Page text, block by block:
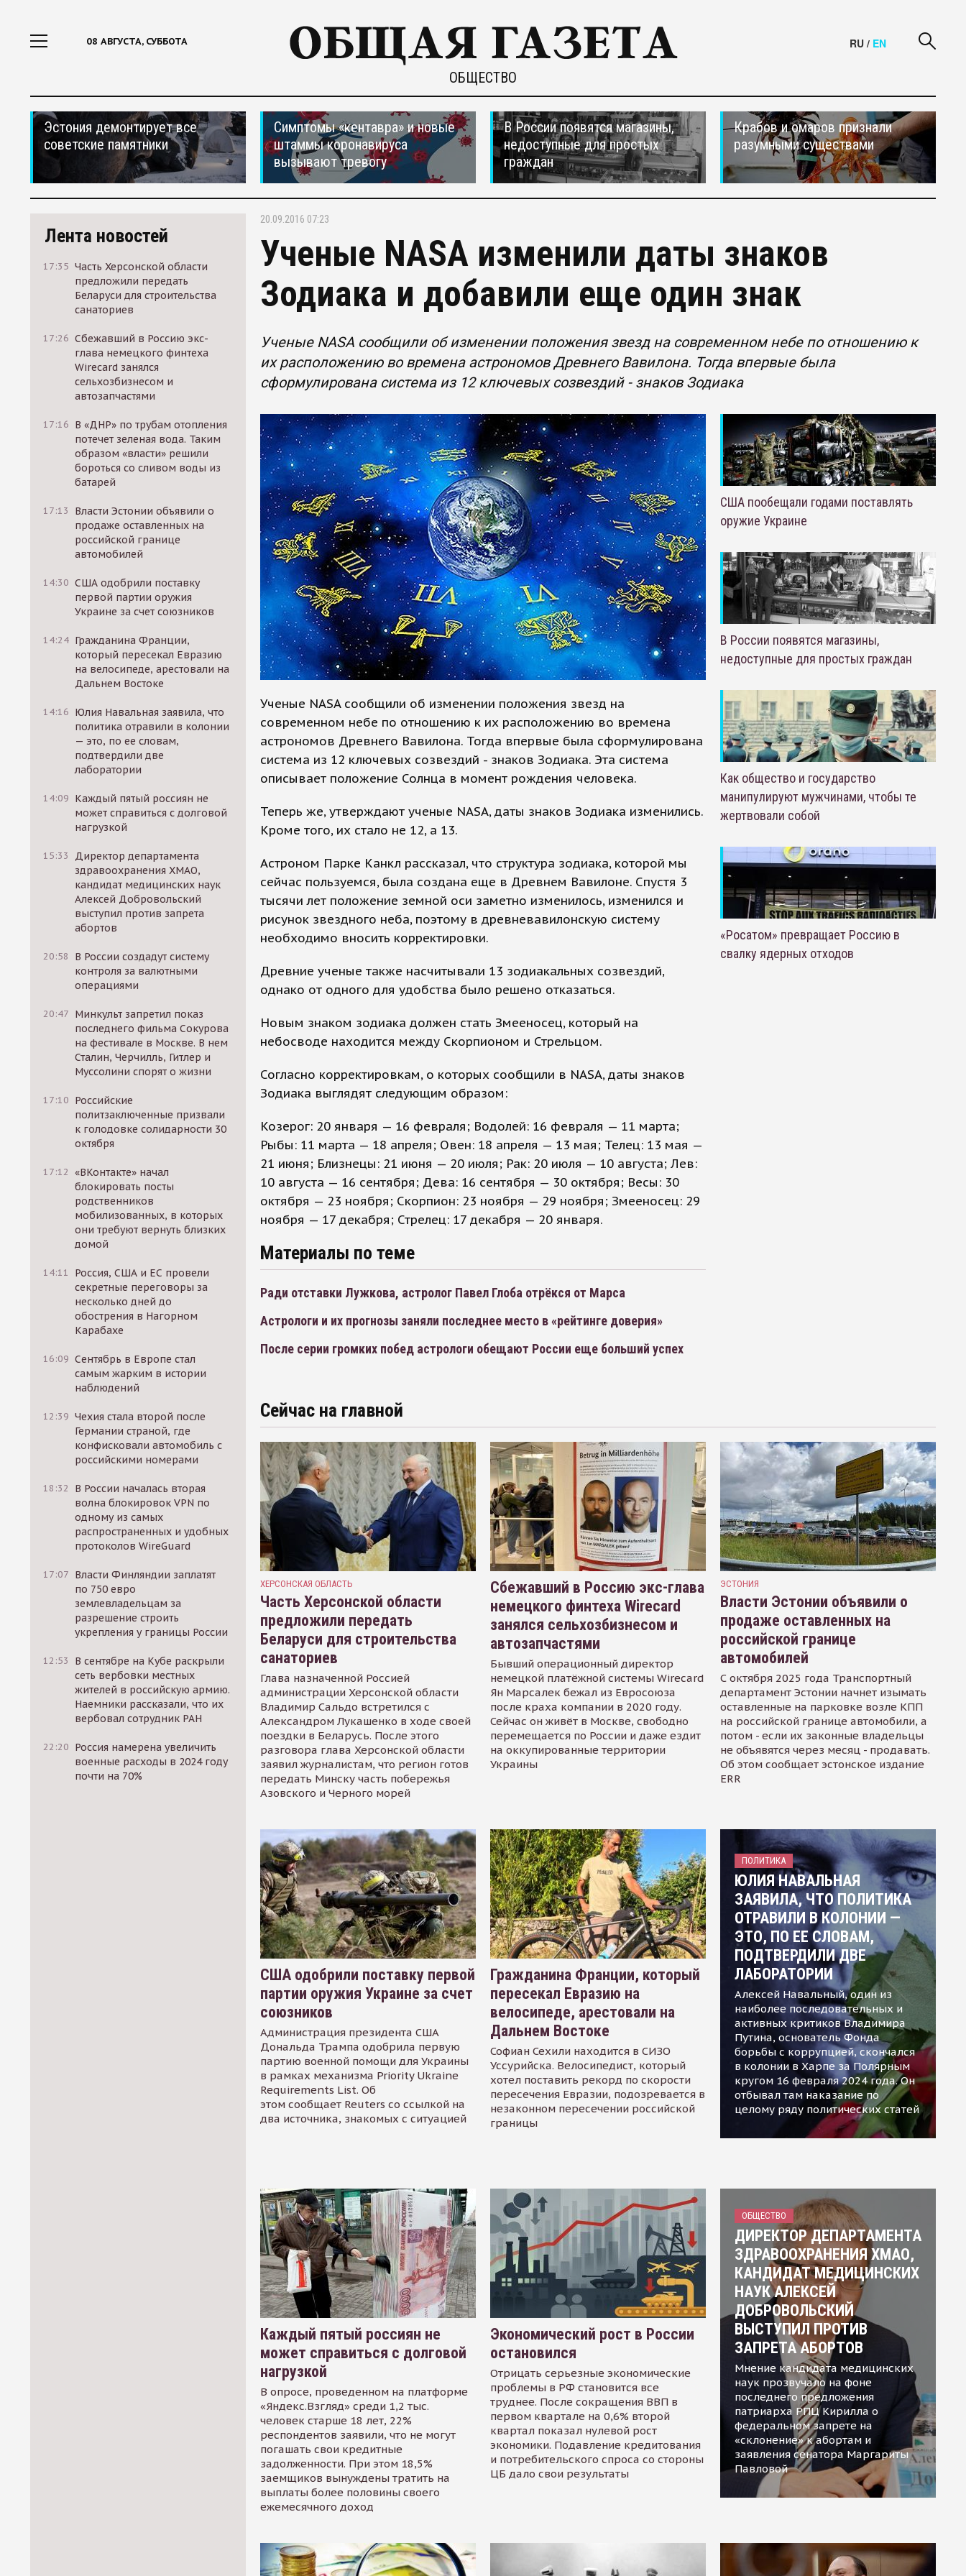
08 АВГУСТА, СУББОТА
ОБЩЕСТВО
RU / EN
Эстония демонтирует все
советские памятники
Симптомы «кентавра» и новые
штаммы коронавируса
вызывают тревогу
В России появятся магазины,
недоступные для простых
граждан
Крабов и омаров признали
разумными существами
Лента новостей
17:35 Часть Херсонской области
предложили передать
Беларуси для строительства
санаториев
17:26 Сбежавший в Россию экс-
глава немецкого финтеха
Wirecard занялся
сельхозбизнесом и
автозапчастями
17:16 В «ДНР» по трубам отопления
потечет зеленая вода. Таким
образом «власти» решили
бороться со сливом воды из
батарей
17:13
Власти Эстонии объявили о
продаже оставленных на
российской границе
автомобилей
14:30 США одобрили поставку
первой партии оружия
Украине за счет союзников
14:24 Гражданина Франции,
который пересекал Евразию
на велосипеде, арестовали на
Дальнем Востоке
14:16 Юлия Навальная заявила, что
политика отравили в колонии
— это, по ее словам,
подтвердили две
лаборатории
14:09 Каждый пятый россиян не
может справиться с долговой
нагрузкой
15:33
Директор департамента
здравоохранения ХМАО,
кандидат медицинских наук
Алексей Добровольский
выступил против запрета
абортов
20:58
В России создадут систему
контроля за валютными
операциями
20:47 Минкульт запретил показ
последнего фильма Сокурова
на фестивале в Москве. В нем
Сталин, Черчилль, Гитлер и
Муссолини спорят о жизни
17:10 Российские
политзаключенные призвали
к голодовке солидарности 30
октября
17:12 «ВКонтакте» начал
блокировать посты
родственников
мобилизованных, в которых
они требуют вернуть близких
домой
14:11
Россия, США и ЕС провели
секретные переговоры за
несколько дней до
обострения в Нагорном
Карабахе
16:09 Сентябрь в Европе стал
самым жарким в истории
наблюдений
12:39 Чехия стала второй после
Германии страной, где
конфисковали автомобиль с
российскими номерами
18:32
В России началась вторая
волна блокировок VPN по
одному из самых
распространенных и удобных
протоколов WireGuard
17:07 Власти Финляндии заплатят
по 750 евро
землевладельцам за
разрешение строить
укрепления у границы России
12:53
В сентябре на Кубе раскрыли
сеть вербовки местных
жителей в российскую армию.
Наемники рассказали, что их
вербовал сотрудник РАН
22:20 Россия намерена увеличить
военные расходы в 2024 году
почти на 70%
20.09.2016 07:23
Ученые NASA изменили даты знаков
Зодиака и добавили еще один знак
Ученые NASA сообщили об изменении положения звезд на современном небе по отношению к
их расположению во времена астрономов Древнего Вавилона. Тогда впервые была
сформулирована система из 12 ключевых созвездий - знаков Зодиака
Ученые NASA сообщили об изменении положения звезд на
современном небе по отношению к их расположению во времена
астрономов Древнего Вавилона. Тогда впервые была сформулирована
система из 12 ключевых созвездий - знаков Зодиака. Эта система
описывает положение Солнца в момент рождения человека.
Теперь же, утверждают ученые NASA, даты знаков Зодиака изменились.
Кроме того, их стало не 12, а 13.
Астроном Парке Канкл рассказал, что структура зодиака, которой мы
сейчас пользуемся, была создана еще в Древнем Вавилоне. Спустя 3
тысячи лет положение земной оси заметно изменилось, изменился и
рисунок звездного неба, поэтому в древневавилонскую систему
необходимо вносить корректировки.
Древние ученые также насчитывали 13 зодиакальных созвездий,
однако от одного для удобства было решено отказаться.
Новым знаком зодиака должен стать Змееносец, который на
небосводе находится между Скорпионом и Стрельцом.
Согласно корректировкам, о которых сообщили в NASA, даты знаков
Зодиака выглядят следующим образом:
Козерог: 20 января — 16 февраля; Водолей: 16 февраля — 11 марта;
Рыбы: 11 марта — 18 апреля; Овен: 18 апреля — 13 мая; Телец: 13 мая —
21 июня; Близнецы: 21 июня — 20 июля; Рак: 20 июля — 10 августа; Лев:
10 августа — 16 сентября; Дева: 16 сентября — 30 октября; Весы: 30
октября — 23 ноября; Скорпион: 23 ноября — 29 ноября; Змееносец: 29
ноября — 17 декабря; Стрелец: 17 декабря — 20 января.
Материалы по теме
Ради отставки Лужкова, астролог Павел Глоба отрёкся от Марса
Астрологи и их прогнозы заняли последнее место в «рейтинге доверия»
После серии громких побед астрологи обещают России еще больший успех
США пообещали годами поставлять
оружие Украине
В России появятся магазины,
недоступные для простых граждан
Как общество и государство
манипулируют мужчинами, чтобы те
жертвовали собой
«Росатом» превращает Россию в
свалку ядерных отходов
Сейчас на главной
ХЕРСОНСКАЯ ОБЛАСТЬ
Часть Херсонской области
предложили передать
Беларуси для строительства
санаториев
Глава назначенной Россией
администрации Херсонской области
Владимир Сальдо встретился с
Александром Лукашенко в ходе своей
поездки в Беларусь. После этого
разговора глава Херсонской области
заявил журналистам, что регион готов
передать Минску часть побережья
Азовского и Черного морей
Сбежавший в Россию экс-глава
немецкого финтеха Wirecard
занялся сельхозбизнесом и
автозапчастями
Бывший операционный директор
немецкой платёжной системы Wirecard
Ян Марсалек бежал из Евросоюза
после краха компании в 2020 году.
Сейчас он живёт в Москве, свободно
перемещается по России и даже ездит
на оккупированные территории
Украины
ЭСТОНИЯ
Власти Эстонии объявили о
продаже оставленных на
российской границе
автомобилей
С октября 2025 года Транспортный
департамент Эстонии начнет изымать
оставленные на парковке возле КПП
на российской границе автомобили, а
потом - если их законные владельцы
не объявятся через месяц - продавать.
Об этом сообщает эстонское издание
ERR
США одобрили поставку первой
партии оружия Украине за счет
союзников
Администрация президента США
Дональда Трампа одобрила первую
партию военной помощи для Украины
в рамках механизма Priority Ukraine
Requirements List. Об
этом сообщает Reuters со ссылкой на
два источника, знакомых с ситуацией
Гражданина Франции, который
пересекал Евразию на
велосипеде, арестовали на
Дальнем Востоке
Софиан Сехили находится в СИЗО
Уссурийска. Велосипедист, который
хотел поставить рекорд по скорости
пересечения Евразии, подозревается в
незаконном пересечении российской
границы
ПОЛИТИКА
ЮЛИЯ НАВАЛЬНАЯ
ЗАЯВИЛА, ЧТО ПОЛИТИКА
ОТРАВИЛИ В КОЛОНИИ —
ЭТО, ПО ЕЕ СЛОВАМ,
ПОДТВЕРДИЛИ ДВЕ
ЛАБОРАТОРИИ
Алексей Навальный, один из
наиболее последовательных и
активных критиков Владимира
Путина, основатель Фонда
борьбы с коррупцией, скончался
в колонии в Харпе за Полярным
кругом 16 февраля 2024 года. Он
отбывал там наказание по
целому ряду политических статей
Каждый пятый россиян не
может справиться с долговой
нагрузкой
В опросе, проведенном на платформе
«Яндекс.Взгляд» среди 1,2 тыс.
человек старше 18 лет, 22%
респондентов заявили, что не могут
погашать свои кредитные
задолженности. При этом 18,5%
заемщиков вынуждены тратить на
выплаты более половины своего
ежемесячного доход
Экономический рост в России
остановился
Отрицать серьезные экономические
проблемы в РФ становится все
труднее. После сокращения ВВП в
первом квартале на 0,6% второй
квартал показал нулевой рост
экономики. Подавление кредитования
и потребительского спроса со стороны
ЦБ дало свои результаты
ОБЩЕСТВО
ДИРЕКТОР ДЕПАРТАМЕНТА
ЗДРАВООХРАНЕНИЯ ХМАО,
КАНДИДАТ МЕДИЦИНСКИХ
НАУК АЛЕКСЕЙ
ДОБРОВОЛЬСКИЙ
ВЫСТУПИЛ ПРОТИВ
ЗАПРЕТА АБОРТОВ
Мнение кандидата медицинских
наук прозвучало на фоне
последнего предложения
патриарха РПЦ Кирилла о
федеральном запрете на
«склонение» к абортам и
заявления сенатора Маргариты
Павловой